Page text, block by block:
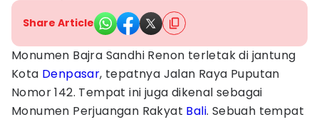
Share Article
Monumen Bajra Sandhi Renon terletak di jantung
Kota Denpasar, tepatnya Jalan Raya Puputan
Nomor 142. Tempat ini juga dikenal sebagai
Monumen Perjuangan Rakyat Bali. Sebuah tempat